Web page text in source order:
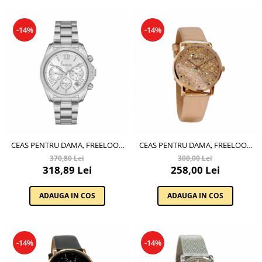
-14%
CEAS PENTRU DAMA, FREELOOK
BELLE, FL.1.10272.1
370,80 Lei
318,89 Lei
ADAUGA IN COS
-14%
CEAS PENTRU DAMA, FREELOOK
LUMIERE, FL.2.10159.3
300,00 Lei
258,00 Lei
ADAUGA IN COS
-14% -14%